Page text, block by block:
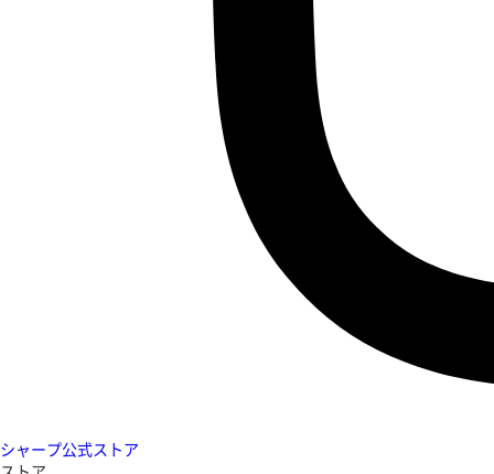
シャープ公式ストア